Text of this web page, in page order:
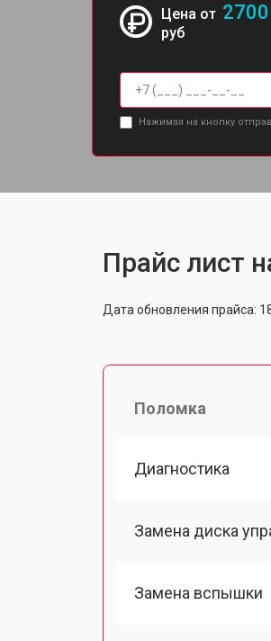
Цена от 2700
руб
Нажимая на кнопку
Прайс лист
Дата обновления прайса:
Поломка
Диагностика
Замена диска
Замена вспышки